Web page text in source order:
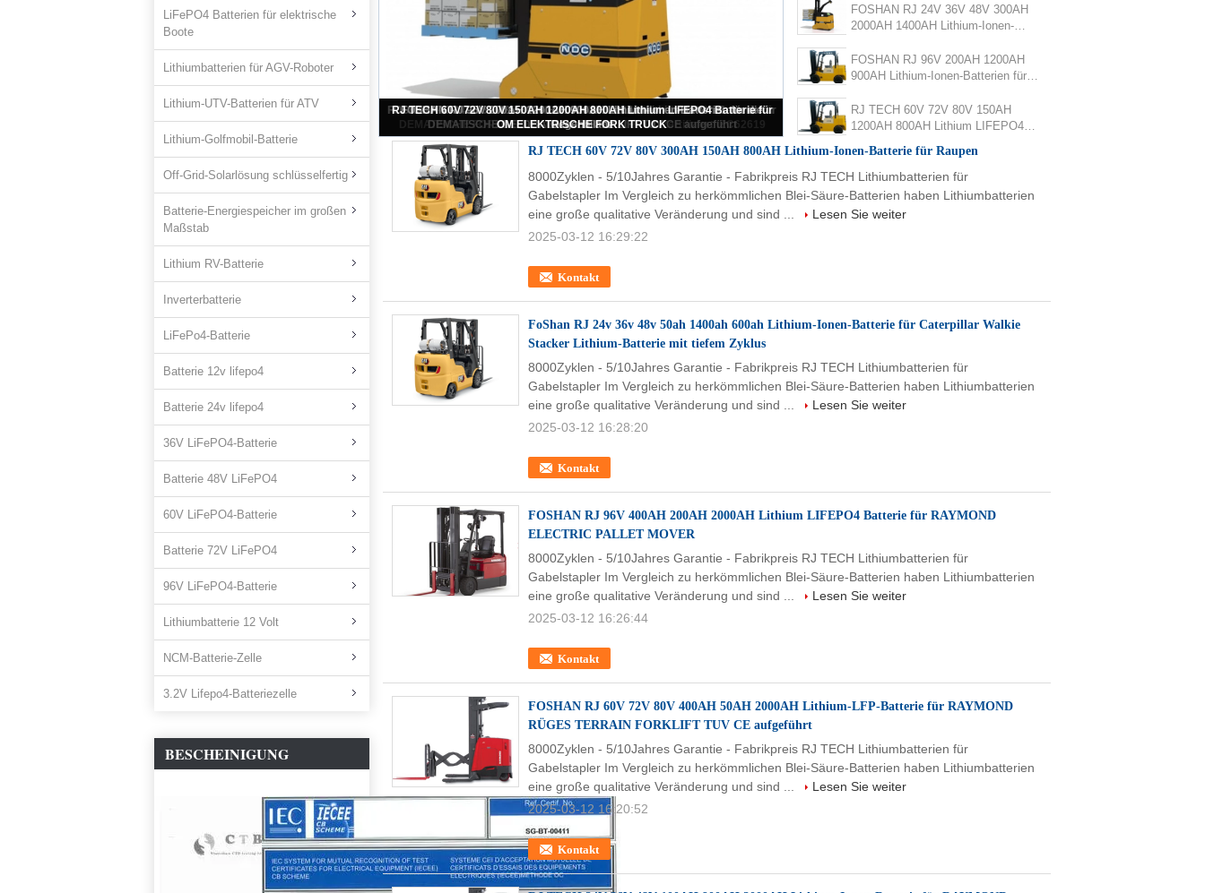
LiFePO4 Batterien für elektrische
Boote
Lithiumbatterien für AGV-Roboter
Lithium-UTV-Batterien für ATV
Lithium-Golfmobil-Batterie
Off-Grid-Solarlösung schlüsselfertig
Batterie-Energiespeicher im großen
Maßstab
Lithium RV-Batterie
Inverterbatterie
LiFePo4-Batterie
Batterie 12v lifepo4
Batterie 24v lifepo4
36V LiFePO4-Batterie
Batterie 48V LiFePO4
60V LiFePO4-Batterie
Batterie 72V LiFePO4
96V LiFePO4-Batterie
Lithiumbatterie 12 Volt
NCM-Batterie-Zelle
3.2V Lifepo4-Batteriezelle
BESCHEINIGUNG
RJ TECH 96V 400AH 100AH 1000AH Lithium-Ionen-Batterien für
DEMATISCHE LIFT-LKWER
FORKLIFTEN auf rauen Geländen
UL Zertifiziert IEC62619
FOSHAN RJ 24V 36V 48V 300AH
2000AH 1400AH Lithium-Ionen-
GELDBALANCE FORKLIFT TUV
CE aufgeführt
FOSHAN RJ 96V 200AH 1200AH
900AH Lithium-Ionen-Batterien für
RJ TECH 60V 72V 80V 150AH
1200AH 800AH Lithium LIFEPO4
FORK TRUCK
RJ TECH 60V 72V 80V 300AH 150AH 800AH Lithium-Ionen-Batterie für Raupen
Kontakt
8000Zyklen - 5/10Jahres Garantie - Fabrikpreis RJ TECH Lithiumbatterien für
Gabelstapler Im Vergleich zu herkömmlichen Blei-Säure-Batterien haben Lithiumbatterien
eine große qualitative Veränderung und sind ...
Lesen Sie weiter
2025-03-12 16:29:22
FoShan RJ 24v 36v 48v 50ah 1400ah 600ah Lithium-Ionen-Batterie für Caterpillar Walkie
Stacker Lithium-Batterie mit tiefem Zyklus
Kontakt
8000Zyklen - 5/10Jahres Garantie - Fabrikpreis RJ TECH Lithiumbatterien für
Gabelstapler Im Vergleich zu herkömmlichen Blei-Säure-Batterien haben Lithiumbatterien
eine große qualitative Veränderung und sind ...
Lesen Sie weiter
2025-03-12 16:28:20
FOSHAN RJ 96V 400AH 200AH 2000AH Lithium LIFEPO4 Batterie für RAYMOND
ELECTRIC PALLET MOVER
Kontakt
8000Zyklen - 5/10Jahres Garantie - Fabrikpreis RJ TECH Lithiumbatterien für
Gabelstapler Im Vergleich zu herkömmlichen Blei-Säure-Batterien haben Lithiumbatterien
eine große qualitative Veränderung und sind ...
Lesen Sie weiter
2025-03-12 16:26:44
FOSHAN RJ 60V 72V 80V 400AH 50AH 2000AH Lithium-LFP-Batterie für RAYMOND
RÜGES TERRAIN FORKLIFT TUV CE aufgeführt
Kontakt
8000Zyklen - 5/10Jahres Garantie - Fabrikpreis RJ TECH Lithiumbatterien für
Gabelstapler Im Vergleich zu herkömmlichen Blei-Säure-Batterien haben Lithiumbatterien
eine große qualitative Veränderung und sind ...
Lesen Sie weiter
2025-03-12 16:20:52